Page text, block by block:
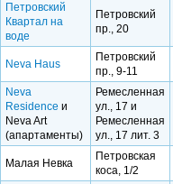
Петровский
Квартал на
воде
Петровский
пр., 20
Neva Haus
Петровский
пр., 9-11
Neva
Residence и
Neva Art
(апартаменты)
Ремесленная
ул., 17 и
Ремесленная
ул., 17 лит. 3
Малая Невка
Петровская
коса, 1/2